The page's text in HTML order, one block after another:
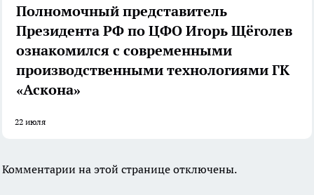
Полномочный представитель
Президента РФ по ЦФО Игорь Щёголев
ознакомился с современными
производственными технологиями ГК
«Аскона»
22 июля
Комментарии на этой странице отключены.